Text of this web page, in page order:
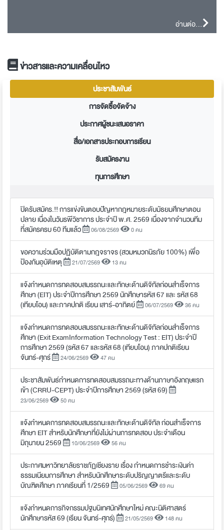
อ่านต่อ...
ข่าวสารและความเคลื่อนไหว
ประชาสัมพันธ์
การจัดซื้อจัดจ้าง
ประกาศผู้ชนะเสนอราคา
สื่อ/เอกสารประกอบการเรียน
รับสมัครงาน
ทุนการศึกษา
ปิดรับสมัคร.!! การแข่งขันตอบปัญหากฎหมายระดับมัธยมศึกษาตอน
ปลาย เนื่องในวันรพีวิชาการ ประจำปี พ.ศ. 2569 เนื่องจากจำนวนทีม
ที่สมัครครบ 60 ทีมแล้ว
06/08/2569 0 คน
ขอความร่วมมือปฏิบัติตามกฎจราจร (สวมหมวกนิรภัย 100%) เพื่อ
ป้องกันอุบัติเหตุ
21/07/2569 13 คน
แจ้งกำหนดการทดสอบสมรรถนะและทักษะด้านดิจิทัลก่อนสำเร็จการ
ศึกษา (EIT) ประจำปีการศึกษา 2569 นักศึกษารหัส 67 และ รหัส 68
(เทียบโอน) และภาคปกติ เรียน เสาร์-อาทิตย์
06/07/2569 36 คน
แจ้งกำหนดการทดสอบสมรรถนะและทักษะด้านดิจิทัลก่อนสำเร็จการ
ศึกษา (Exit ExamInformation Technology Test : EIT) ประจำปี
การศึกษา 2569 (รหัส 67 และรหัส 68 (เทียบโอน) ภาคปกติเรียน
จันทร์-ศุกร์
24/06/2569 47 คน
ประชาสัมพันธ์กำหนดการทดสอบสมรรถนะทางด้านภาษาอังกฤษแรก
เข้า (CRRU-CEPT) ประจำปีการศึกษา 2569 (รหัส 69)
23/06/2569 50 คน
แจ้งกำหนดการทดสอบสมรรถนะและทักษะด้านดิจิทัล ก่อนสำเร็จการ
ศึกษา EIT สำหรับนักศึกษาที่ยังไม่ผ่านการทดสอบ ประจำเดือน
มิถุนายน 2569
10/06/2569 56 คน
ประกาศมหาวิทยาลัยราชภัฏเชียงราย เรื่อง กำหนดการชำระเงินค่า
ธรรมเนียมการศึกษา สำหรับนักศึกษาระดับปริญญาตรีและระดับ
บัณฑิตศึกษา ภาคเรียนที่ 1/2569
05/06/2569 69 คน
แจ้งกำหนดการกิจกรรมปฐมนิเทศนักศึกษาใหม่ คณะนิติศาสตร์
นักศึกษารหัส 69 (เรียน จันทร์-ศุกร์)
21/05/2569 148 คน